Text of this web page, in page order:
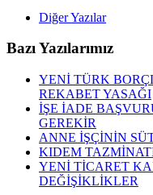
Diğer Yazılar
Bazı Yazılarımız
YENİ TÜRK
REKABET YASAĞI
İŞE İADE
GEREKİR
ANNE İŞÇİNİN
KIDEM
YENİ TİCARET
DEĞİŞİKLİKLER